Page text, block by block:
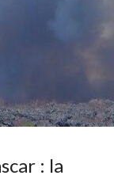
: la